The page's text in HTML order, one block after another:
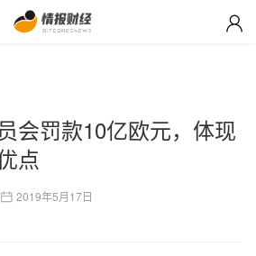
会罚款10亿欧元，体现
点
2019年5月17日